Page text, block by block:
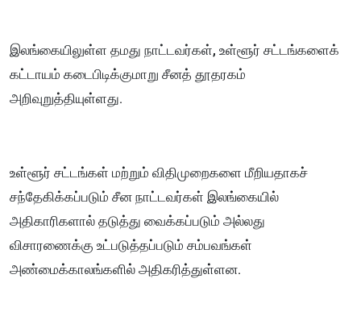
இலங்கையிலுள்ள தமது நாட்டவர்கள், உள்ளூர் சட்டங்களைக்
கட்டாயம் கடைபிடிக்குமாறு சீனத் தூதரகம்
அறிவுறுத்தியுள்ளது.
உள்ளூர் சட்டங்கள் மற்றும் விதிமுறைகளை மீறியதாகச்
சந்தேகிக்கப்படும் சீன நாட்டவர்கள் இலங்கையில்
அதிகாரிகளால் தடுத்து வைக்கப்படும் அல்லது
விசாரணைக்கு உட்படுத்தப்படும் சம்பவங்கள்
அண்மைக்காலங்களில் அதிகரித்துள்ளன.